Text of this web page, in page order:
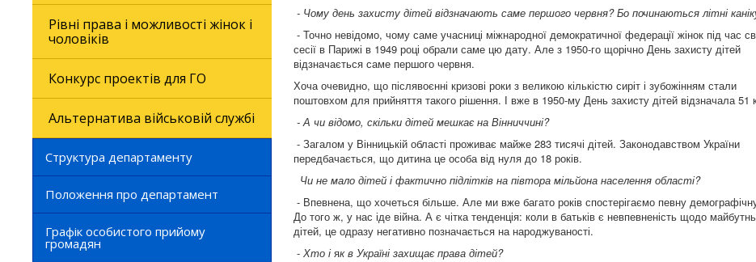
Рівні права і можливості жінок і
чоловіків
Конкурс проектів для ГО
Альтернатива військовій службі
Структура департаменту
Положення про департамент
Графік особистого прийому
громадян
- Чому день захисту дітей відзначають саме першого червня? Бо починаються літні
- Точно невідомо, чому саме учасниці міжнародної демократичної федерації жінок під час
сесії в Парижі в 1949 році обрали саме цю дату. Але з 1950-го щорічно День захисту дітей
відзначається саме першого червня.
Хоча очевидно, що післявоєнні кризові роки з великою кількістю сиріт і зубожінням стали
поштовхом для прийняття такого рішення. І вже в 1950-му День захисту дітей відзначала 51
- А чи відомо, скільки дітей мешкає на Вінниччині?
- Загалом у Вінницькій області проживає майже 283 тисячі дітей. Законодавством України
передбачається, що дитина це особа від нуля до 18 років.
Чи не мало дітей і фактично підлітків на півтора мільйона населення області?
- Впевнена, що хочеться більше. Але ми вже багато років спостерігаємо певну
До того ж, у нас іде війна. А є чітка тенденція: коли в батьків є невпевненість щодо
дітей, це одразу негативно позначається на народжуваності.
- Хто іяк в Україні захищає права дітей?